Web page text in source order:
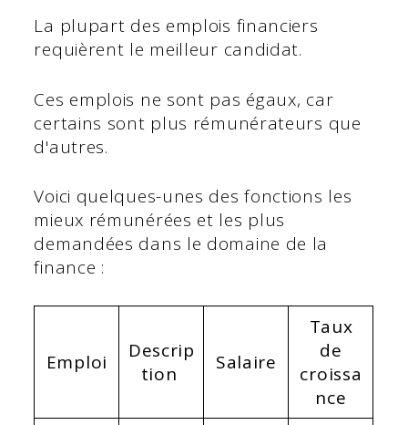
La plupart des emplois financiers
requièrent le meilleur candidat.
Ces emplois ne sont pas égaux, car
certains sont plus rémunérateurs que
d'autres.
Voici quelques-unes des fonctions les
mieux rémunérées et les plus
demandées dans le domaine de la
finance :
Emploi
Descrip
tion
Salaire
Taux
de
croissa
nce